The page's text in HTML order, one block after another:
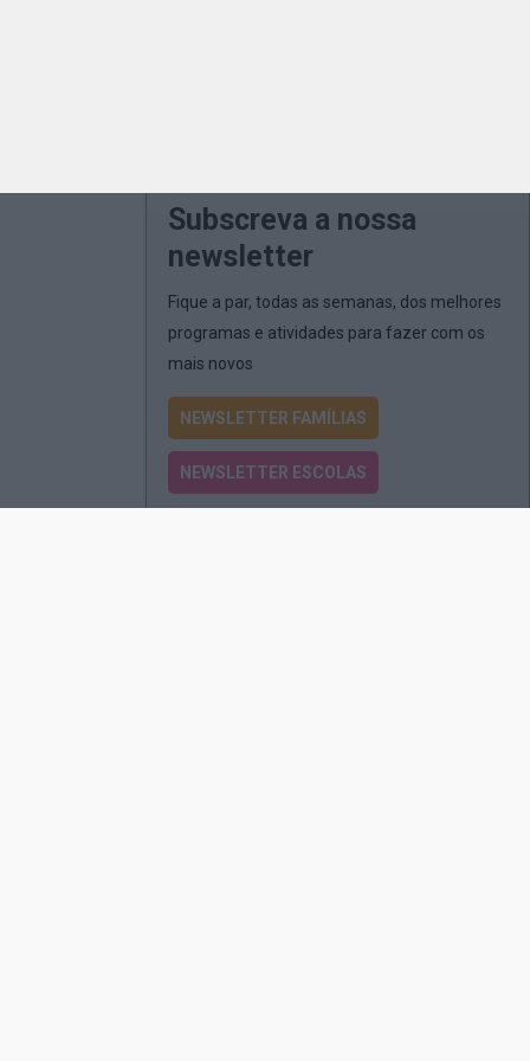
Subscreva a nossa
newsletter
Fique a par, todas as semanas, dos melhores
programas e atividades para fazer com os
mais novos
NEWSLETTER FAMÍLIAS
NEWSLETTER ESCOLAS